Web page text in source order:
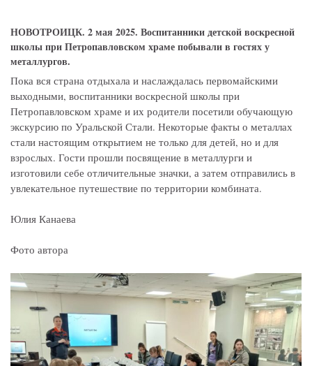
НОВОТРОИЦК. 2 мая 2025. Воспитанники детской воскресной
школы при Петропавловском храме побывали в гостях у
металлургов.
Пока вся страна отдыхала и наслаждалась первомайскими
выходными, воспитанники воскресной школы при
Петропавловском храме и их родители посетили обучающую
экскурсию по Уральской Стали. Некоторые факты о металлах
стали настоящим открытием не только для детей, но и для
взрослых. Гости прошли посвящение в металлурги и
изготовили себе отличительные значки, а затем отправились в
увлекательное путешествие по территории комбината.
Юлия Канаева
Фото автора